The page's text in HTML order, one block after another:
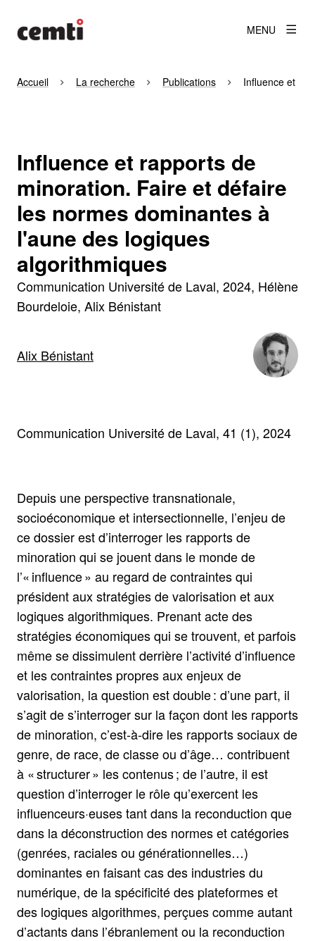
MENU
Accueil La recherche Publications Influence et
Influence et rapports de
minoration. Faire et défaire
les normes dominantes à
l'aune des logiques
algorithmiques
Communication Université de Laval 2024 Hélène
Bourdeloie, Alix Bénistant
Alix Bénistant
Communication Université de Laval, 41 (1), 2024
Depuis une perspective transnationale,
socioéconomique et intersectionnelle, l’enjeu de
ce dossier est d’interroger les rapports de
minoration qui se jouent dans le monde de
l’« influence » au regard de contraintes qui
président aux stratégies de valorisation et aux
logiques algorithmiques. Prenant acte des
stratégies économiques qui se trouvent, et parfois
même se dissimulent derrière l’activité d’influence
et les contraintes propres aux enjeux de
valorisation, la question est double : d’une part, il
s’agit de s’interroger sur la façon dont les rapports
de minoration, c’est-à-dire les rapports sociaux de
genre, de race, de classe ou d’âge… contribuent
à « structurer » les contenus ; de l’autre, il est
question d’interroger le rôle qu’exercent les
influenceurs·euses tant dans la reconduction que
dans la déconstruction des normes et catégories
(genrées, raciales ou générationnelles…)
dominantes en faisant cas des industries du
numérique, de la spécificité des plateformes et
des logiques algorithmes, perçues comme autant
d’actants dans l’ébranlement ou la reconduction